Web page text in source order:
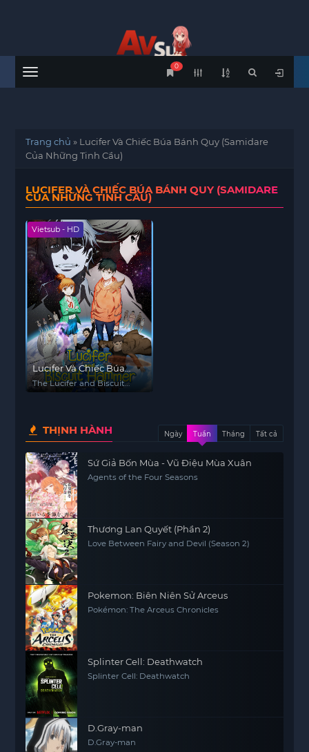
Menu
0
Trang chủ » Lucifer Và Chiếc Búa Bánh Quy (Samidare
Của Những Tinh Cầu)
LUCIFER VÀ CHIẾC BÚA BÁNH QUY (SAMIDARE
CỦA NHỮNG TINH CẦU)
Vietsub - HD
Lucifer Và Chiếc Búa
Bánh Quy (Samidare
Của Những Tinh Cầu)
The Lucifer and Biscuit
THỊNH HÀNH Ngày Tuần Tháng Tất cả
Sứ Giả Bốn Mùa - Vũ Điệu Mùa Xuân
Agents of the Four Seasons
Thương Lan Quyết (Phần 2)
Love Between Fairy and Devil (Season 2)
Pokemon: Biên Niên Sử Arceus
Pokémon: The Arceus Chronicles
Splinter Cell: Deathwatch
Splinter Cell: Deathwatch
D.Gray-man
D.Gray-man